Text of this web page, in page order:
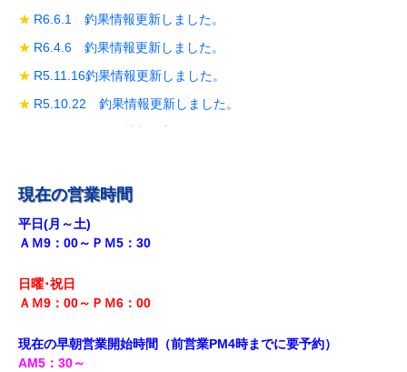
R6.6.1 釣果情報更新しました。
R6.4.6 釣果情報更新しました。
R5.11.16釣果情報更新しました。
R5.10.22 釣果情報更新しました。
R5.9.28 釣果情報更新しました。
R5.9.18釣果情報更新しました。
R5.8.12 釣果情報更新しました。
R5.7.29 釣果情報更新しました。
R5.7.27 釣果情報更新しました。
R5.7.16 釣果情報更新しました。
現在の営業時間
平日(月～土)
ＡＭ9：00～ＰＭ5：30
日曜･祝日
ＡＭ9：00～ＰＭ6 ：00
現在の早朝営業開始時間（前営業PM4時までに要予約）
AM5 ：30～